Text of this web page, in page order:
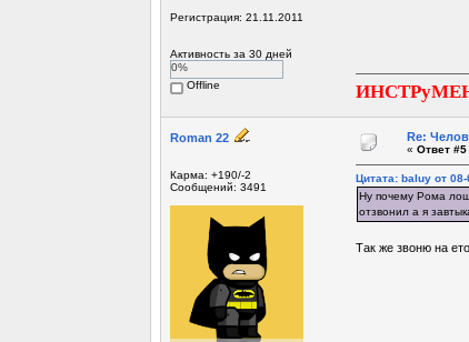
Регистрация: 21.11.2011
Активность за 30 дней
0%
Offline
Roman 22
Карма: +190/-2
Сообщений: 3491
Re:
« Ответ #5
Цитата: baluy от
Ну почему Рома
отзвонил а я
Так же звоню на